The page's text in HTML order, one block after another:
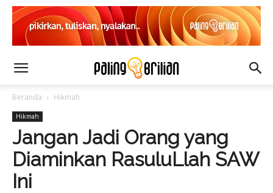
Beranda Hikmah
Hikmah
Jangan Jadi Orang yang
Diaminkan RasuluLlah SAW
Ini